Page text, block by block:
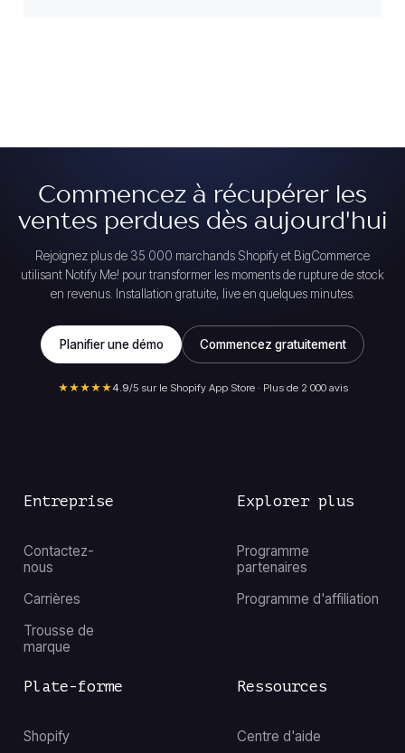
Commencez à récupérer les
ventes perdues dès aujourd'hui
Rejoignez plus de 35 000 marchands Shopify et BigCommerce
utilisant Notify Me! pour transformer les moments de rupture de stock
en revenus. Installation gratuite, live en quelques minutes.
Planifier une démo Commencez gratuitement
★★★★★4.9/5 sur le Shopify App Store · Plus de 2 000 avis
Entreprise
Contactez-
nous
Carrières
Trousse de
marque
Ressources
Centre d'aide
Explorer plus
Programme
partenaires
Programme d'affiliation
Plate-forme
Shopify